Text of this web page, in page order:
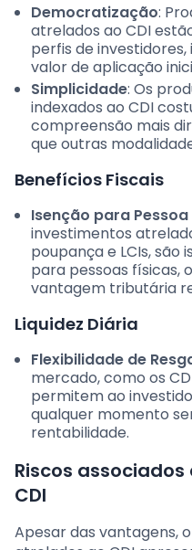
Democratização:
atrelados ao CDI
perfis de
valor de aplicação
Simplicidade: Os
indexados ao CDI
compreensão mais
que outras
Benefícios Fiscais
Isenção para
investimentos
poupança e LCIs,
para pessoas físicas,
vantagem tributária
Liquidez Diária
Flexibilidade de
mercado, como os
permitem ao
qualquer momento
rentabilidade.
Riscos
CDI
Apesar das vantagens,